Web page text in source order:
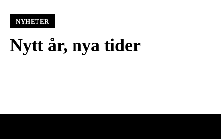
NYHETER
Nytt år, nya tider